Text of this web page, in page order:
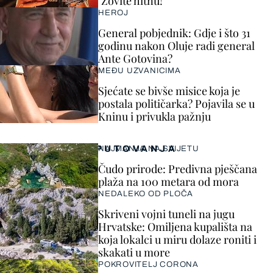
HEROJ
General pobjednik: Gdje i što 31
godinu nakon Oluje radi general
Ante Gotovina?
MEĐU UZVANICIMA
Sjećate se bivše misice koja je
postala političarka? Pojavila se u
Kninu i privukla pažnju
PUTOVANJA
NAJMANJA NA SVIJETU
Čudo prirode: Predivna pješčana
plaža na 100 metara od mora
NEDALEKO OD PLOČA
Skriveni vojni tuneli na jugu
Hrvatske: Omiljena kupališta na
koja lokalci u miru dolaze roniti i
skakati u more
POKROVITELJ CORONA